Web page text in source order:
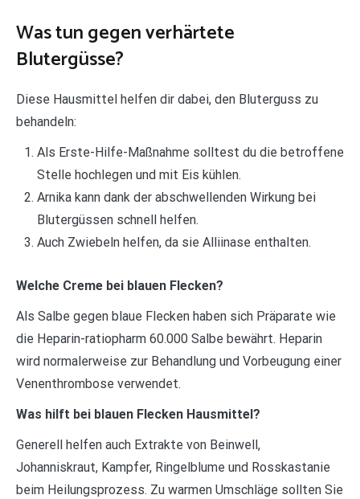
Was tun gegen verhärtete
Blutergüsse?
Diese Hausmittel helfen dir dabei, den Bluterguss zu
behandeln:
Als Erste-Hilfe-Maßnahme solltest du die betroffene
Stelle hochlegen und mit Eis kühlen.
Arnika kann dank der abschwellenden Wirkung bei
Blutergüssen schnell helfen.
Auch Zwiebeln helfen, da sie Alliinase enthalten.
Welche Creme bei blauen Flecken?
Als Salbe gegen blaue Flecken haben sich Präparate wie
die Heparin-ratiopharm 60.000 Salbe bewährt. Heparin
wird normalerweise zur Behandlung und Vorbeugung einer
Venenthrombose verwendet.
Was hilft bei blauen Flecken Hausmittel?
Generell helfen auch Extrakte von Beinwell,
Johanniskraut, Kampfer, Ringelblume und Rosskastanie
beim Heilungsprozess. Zu warmen Umschläge sollten Sie